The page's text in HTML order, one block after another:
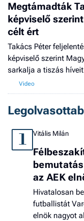
Megtámadták
képviselő
célt ért
Takács Péter
képviselő szerint
sarkalja a tiszás
1 Vitális Milán
az AEK
Hivatalosan
futballistát
elnök nagyot